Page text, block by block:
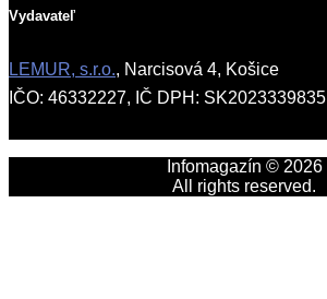
Vydavateľ
LEMUR, s.r.o., Narcisová 4, Košice
IČO: 46332227, IČ DPH: SK2023339835
Infomagazín © 2026
All rights reserved.